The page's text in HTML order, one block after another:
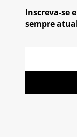
Inscreva-se
sempre